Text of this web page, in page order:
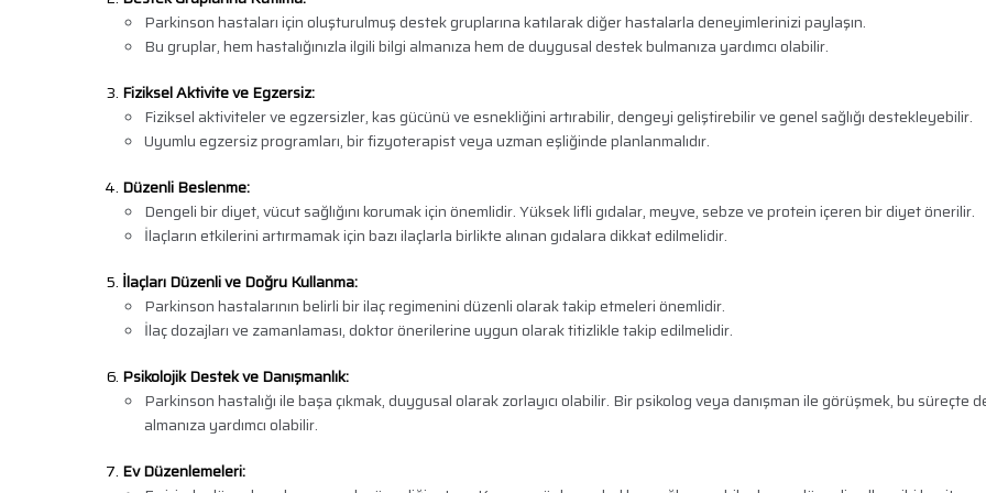
Parkinson hastaları için oluşturulmuş destek gruplarına katılarak diğer hastalarla deneyimlerinizi paylaşın.
Bu gruplar, hem hastalığınızla ilgili bilgi almanıza hem de duygusal destek bulmanıza yardımcı olabilir.
Fiziksel Aktivite ve Egzersiz:
Fiziksel aktiviteler ve egzersizler, kas gücünü ve esnekliğini artırabilir, dengeyi geliştirebilir ve genel sağlığı destekleyebilir.
Uyumlu egzersiz programları, bir fizyoterapist veya uzman eşliğinde planlanmalıdır.
Düzenli Beslenme:
Dengeli bir diyet, vücut sağlığını korumak için önemlidir. Yüksek lifli gıdalar, meyve, sebze ve protein içeren bir diyet önerilir.
İlaçların etkilerini artırmamak için bazı ilaçlarla birlikte alınan gıdalara dikkat edilmelidir.
İlaçları Düzenli ve Doğru Kullanma:
Parkinson hastalarının belirli bir ilaç regimenini düzenli olarak takip etmeleri önemlidir.
İlaç dozajları ve zamanlaması, doktor önerilerine uygun olarak titizlikle takip edilmelidir.
Psikolojik Destek ve Danışmanlık:
Parkinson hastalığı ile başa çıkmak, duygusal olarak zorlayıcı olabilir. Bir psikolog veya danışman ile görüşmek, bu süreçte
almanıza yardımcı olabilir.
Ev Düzenlemeleri: